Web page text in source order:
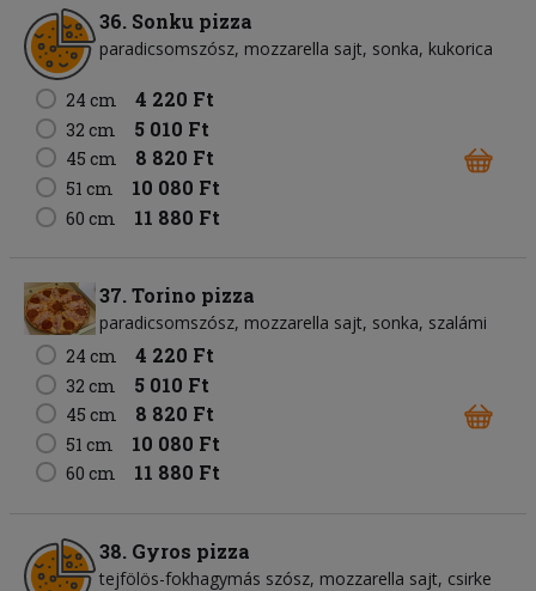
36. Sonku pizza
paradicsomszósz mozzarella sajt sonka kukorica
24 cm 4 220 Ft
32 cm 5 010 Ft
45 cm 8 820 Ft
51 cm 10 080 Ft
60 cm 11 880 Ft
37. Torino pizza
paradicsomszósz mozzarella sajt sonka szalámi
24 cm
4 220 Ft
32 cm 5 010 Ft
45 cm 8 820 Ft
51 cm 10 080 Ft
60 cm 11 880 Ft
38. Gyros pizza
tejfölös-fokhagymás szósz mozzarella sajt csirke